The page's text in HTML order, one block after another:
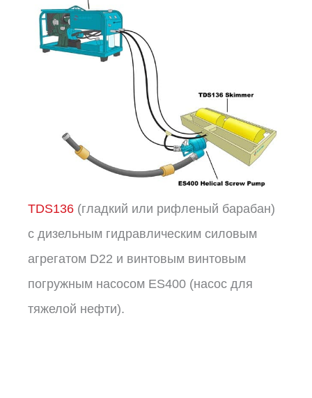
TDS136 (гладкий или рифленый барабан)
с дизельным гидравлическим силовым
агрегатом D22 и винтовым винтовым
погружным насосом ES400 (насос для
тяжелой нефти).